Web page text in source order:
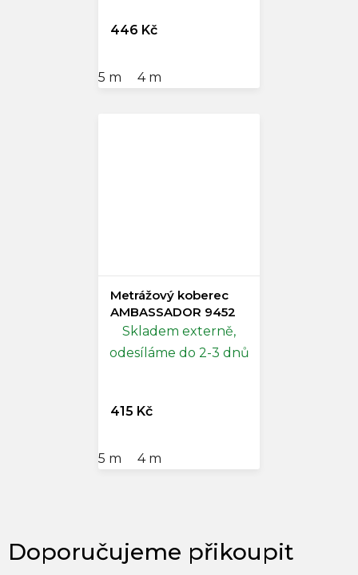
446 Kč
5 m 4 m
Metrážový koberec
AMBASSADOR 9452
Skladem externě,
odesíláme do 2-3 dnů
415 Kč
5 m 4 m